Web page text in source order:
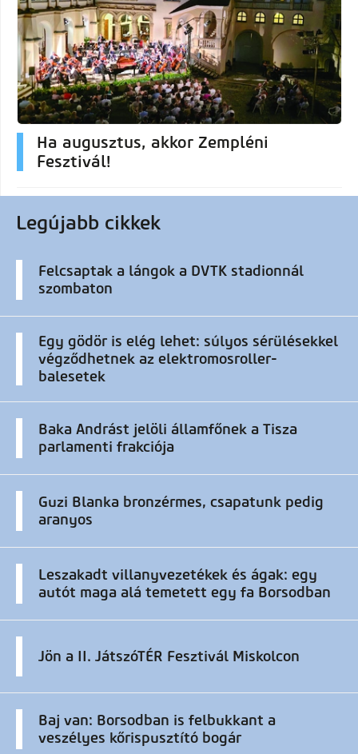
Ha augusztus, akkor Zempléni
Fesztivál!
Legújabb cikkek
Felcsaptak a lángok a DVTK stadionnál
szombaton
Egy gödör is elég lehet: súlyos sérülésekkel
végződhetnek az elektromosroller-
balesetek
Baka Andrást jelöli államfőnek a Tisza
parlamenti frakciója
Guzi Blanka bronzérmes, csapatunk pedig
aranyos
Leszakadt villanyvezetékek és ágak: egy
autót maga alá temetett egy fa Borsodban
Jön a II. JátszóTÉR Fesztivál Miskolcon
Baj van: Borsodban is felbukkant a
veszélyes kőrispusztító bogár